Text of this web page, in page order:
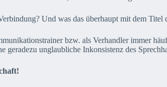
Und was das überhaupt mit dem Titel
bzw. als Verhandler immer
geradezu unglaubliche Inkonsistenz des